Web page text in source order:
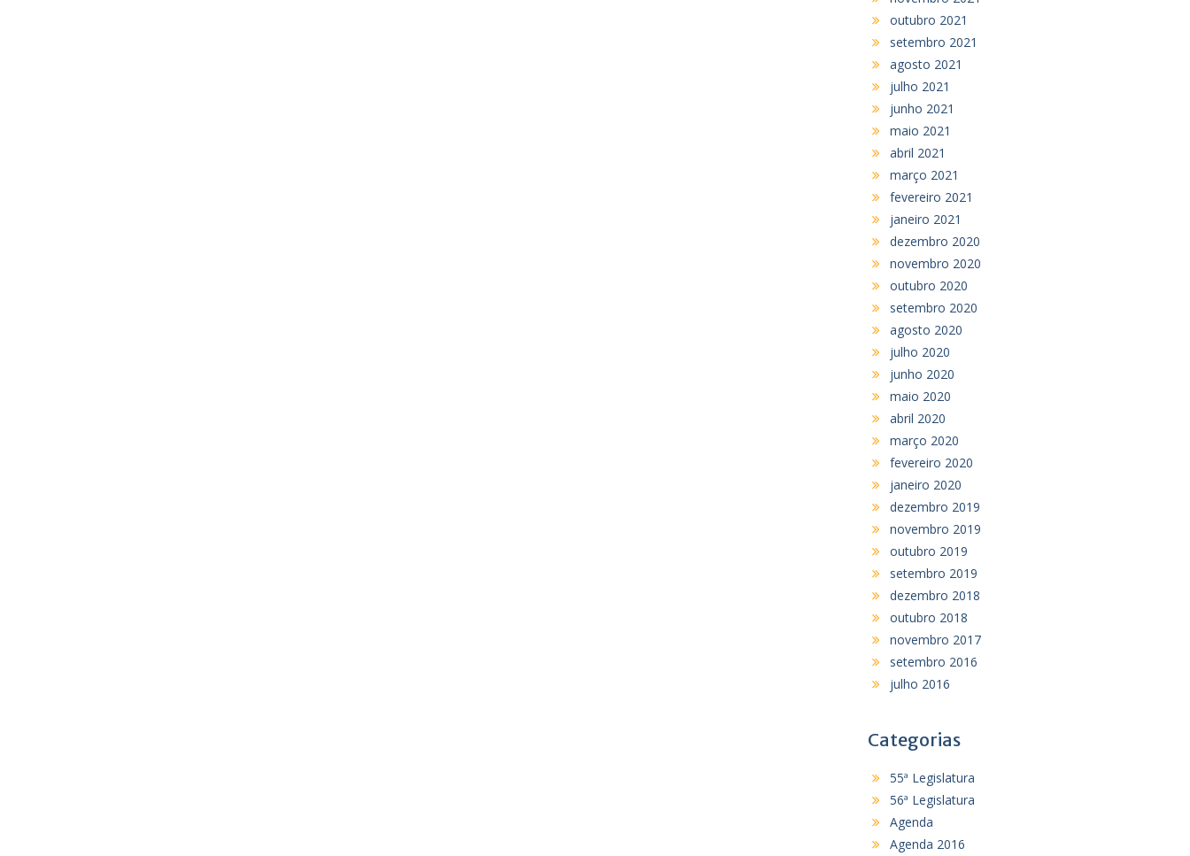
outubro 2021
setembro 2021
agosto 2021
julho 2021
junho 2021
maio 2021
abril 2021
março 2021
fevereiro 2021
janeiro 2021
dezembro 2020
novembro 2020
outubro 2020
setembro 2020
agosto 2020
julho 2020
junho 2020
maio 2020
abril 2020
março 2020
fevereiro 2020
janeiro 2020
dezembro 2019
novembro 2019
outubro 2019
setembro 2019
dezembro 2018
outubro 2018
novembro 2017
setembro 2016
julho 2016
Categorias
55ª Legislatura
56ª Legislatura
Agenda
Agenda 2016